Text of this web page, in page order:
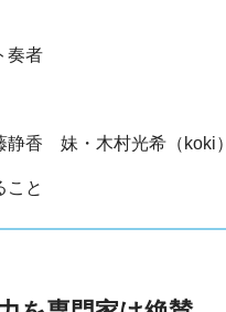
奏者
香 妹・木村光希（koki）
こと